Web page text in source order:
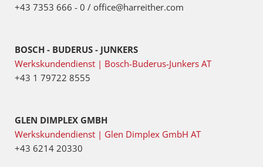
+43 7353 666 - 0 / office@harreither.com
BOSCH - BUDERUS - JUNKERS
Werkskundendienst | Bosch-Buderus-Junkers AT
+43 1 79722 8555
GLEN DIMPLEX GMBH
Werkskundendienst | Glen Dimplex GmbH AT
+43 6214 20330